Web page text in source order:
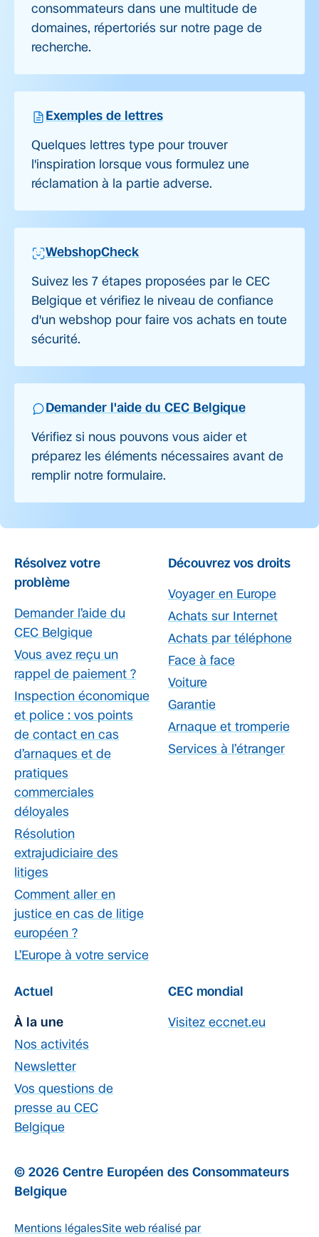
consommateurs dans une multitude de
domaines, répertoriés sur notre page de
recherche.
Exemples de lettres
Quelques lettres type pour trouver
l'inspiration lorsque vous formulez une
réclamation à la partie adverse.
WebshopCheck
Suivez les 7 étapes proposées par le CEC
Belgique et vérifiez le niveau de confiance
d'un webshop pour faire vos achats en toute
sécurité.
Demander l'aide du CEC Belgique
Vérifiez si nous pouvons vous aider et
préparez les éléments nécessaires avant de
remplir notre formulaire.
Résolvez votre
problème
Demander l’aide du
CEC Belgique
Vous avez reçu un
rappel de paiement ?
Inspection économique
et police : vos points
de contact en cas
d’arnaques et de
pratiques
commerciales
déloyales
Résolution
extrajudiciaire des
litiges
Comment aller en
justice en cas de litige
européen ?
L’Europe à votre service
Découvrez vos droits
Voyager en Europe
Achats sur Internet
Achats par téléphone
Face à face
Voiture
Garantie
Arnaque et tromperie
Services à l’étranger
Actuel
À la une
Nos activités
Newsletter
Vos questions de
presse au CEC
Belgique
CEC mondial
Visitez eccnet.eu
© 2026 Centre Européen des Consommateurs
Belgique
Mentions légalesSite web réalisé par